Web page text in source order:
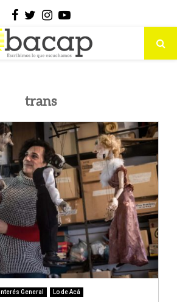
Facebook
Twitter
Instagram
Youtube
trans
Interés General Lo de Acá